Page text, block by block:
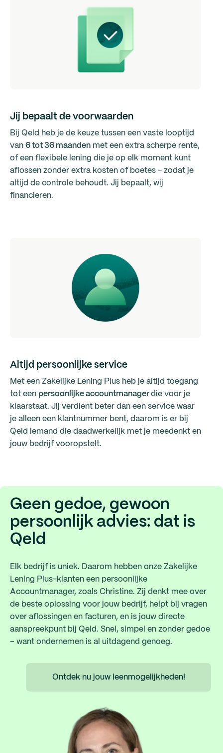
Jij bepaalt de voorwaarden
Bij Qeld heb je de keuze tussen een vaste looptijd
van 6 tot 36 maanden met een extra scherpe rente,
of een flexibele lening die je op elk moment kunt
aflossen zonder extra kosten of boetes - zodat je
altijd de controle behoudt. Jij bepaalt, wij
financieren.
Altijd persoonlijke service
Met een Zakelijke Lening Plus heb je altijd toegang
tot een persoonlijke accountmanager die voor je
klaarstaat. Jij verdient beter dan een service waar
je alleen een klantnummer bent, daarom is er bij
Qeld iemand die daadwerkelijk met je meedenkt en
jouw bedrijf vooropstelt.
Geen gedoe, gewoon
persoonlijk advies: dat is
Qeld
Elk bedrijf is uniek. Daarom hebben onze Zakelijke
Lening Plus-klanten een persoonlijke
Accountmanager, zoals Christine. Zij denkt mee over
de beste oplossing voor jouw bedrijf, helpt bij vragen
over aflossingen en facturen, en is jouw directe
aanspreekpunt bij Qeld. Snel, simpel en zonder gedoe
– want ondernemen is al uitdagend genoeg.
Ontdek nu jouw leenmogelijkheden!